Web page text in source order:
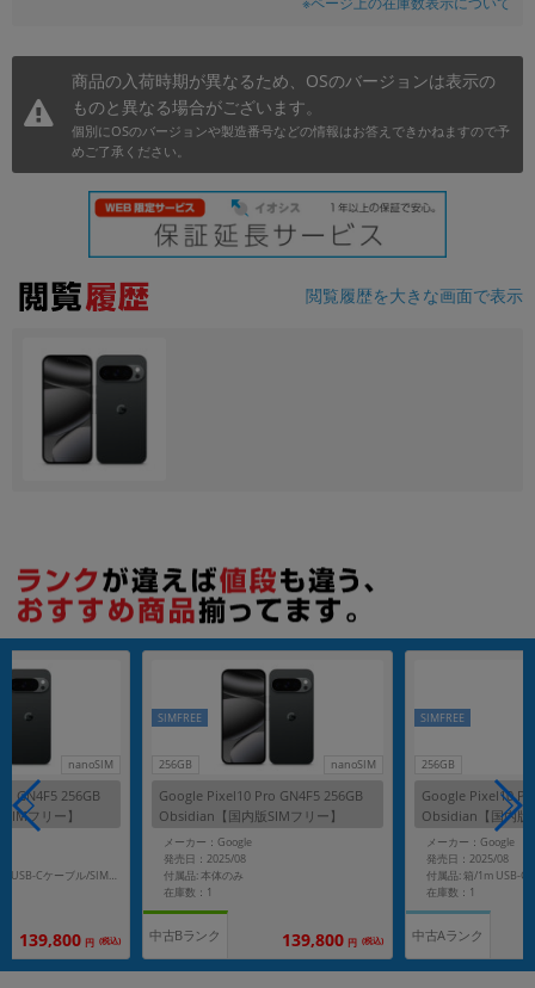
商品の入荷時期が異なるため、OSのバージョンは表示の
ものと異なる場合がございます。
個別にOSのバージョンや製造番号などの情報はお答えできかねますので予
めご了承ください。
閲覧履歴を大きな画面で表示
nanoSIM
GN4F5 256GB
フリー】
付属品: 箱/1m USB-C - USB-Cケーブル/SIM取り出しツール/マニュアル
139,800 円 (税込)
256GB nanoSIM
SIMFREE
Google Pixel10 Pro GN4F5 256GB
Obsidian【国内版SIMフリー】
メーカー：Google
発売日：2025/08
付属品: 本体のみ
在庫数：1
中古Bランク 139,800 円 (税込)
256GB
SIMFREE
Google Pixel10
Obsidian【国内版
メーカー：Google
発売日：2025/08
在庫数：1
中古Aランク
モニタサイズ
円 ～ 円